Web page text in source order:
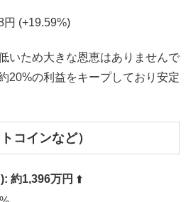
円 (+19.59%)
いため大きな恩恵はありませんで
20%の利益をキープしており安定
コインなど）
約1,396万円 ⬆️